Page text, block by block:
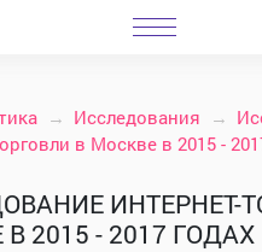
Исследования
в Москве в 2015 -
ИНТЕРНЕТ-
2015 - 2017 ГОДАХ